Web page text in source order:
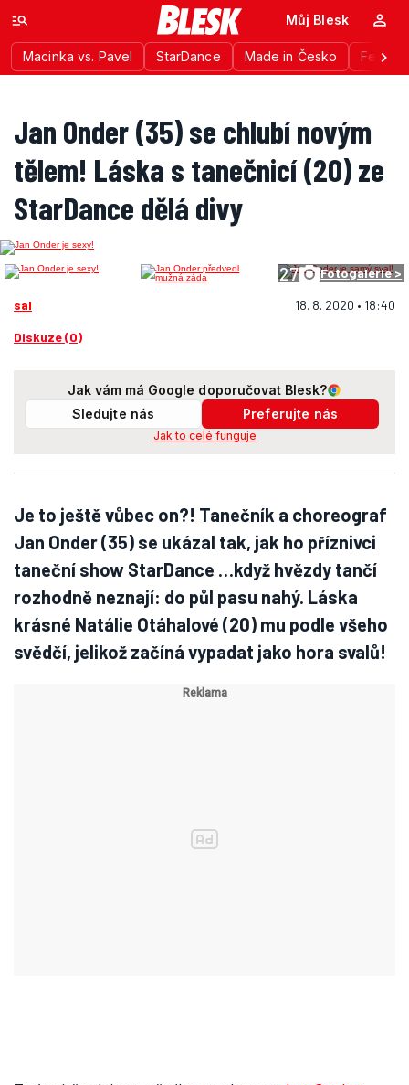
Macinka vs. Pavel StarDance Made in Česko
Můj Blesk
Jan Onder (35) se chlubí novým
tělem! Láska s tanečnicí (20) ze
StarDance dělá divy
27 Fotogalerie >
sal 18. 8. 2020 • 18:40
Diskuze (0)
Jak vám má Google doporučovat Blesk?
Sledujte nás
Preferujte nás
Jak to celé funguje
Je to ještě vůbec on?! Tanečník a choreograf
Jan Onder (35) se ukázal tak, jak ho příznivci
taneční show StarDance …když hvězdy tančí
rozhodně neznají: do půl pasu nahý. Láska
krásné Natálie Otáhalové (20) mu podle všeho
svědčí, jelikož začíná vypadat jako hora svalů!